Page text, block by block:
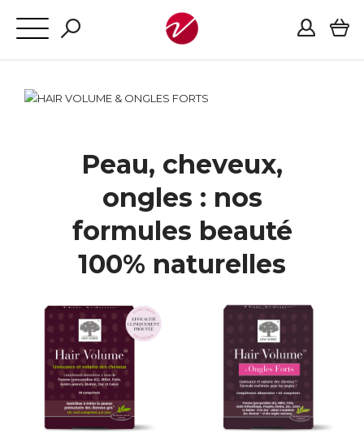
Peau, cheveux,
ongles : nos
formules beauté
100% naturelles